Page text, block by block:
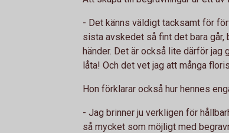
- Det känns väldigt tacksamt för
sista avskedet så fint det bara
händer. Det är också lite därför jag
låta! Och det vet jag att många
Hon förklarar också hur hennes
- Jag brinner ju verkligen för
så mycket som möjligt med